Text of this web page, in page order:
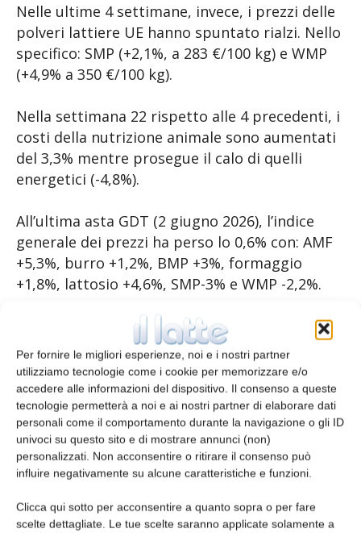
Per fornire le migliori esperienze, noi e i nostri partner
utilizziamo tecnologie come i cookie per memorizzare e/o
accedere alle informazioni del dispositivo. Il consenso a queste
tecnologie permetterà a noi e ai nostri partner di elaborare dati
personali come il comportamento durante la navigazione o gli ID
univoci su questo sito e di mostrare annunci (non)
personalizzati. Non acconsentire o ritirare il consenso può
influire negativamente su alcune caratteristiche e funzioni.
Clicca qui sotto per acconsentire a quanto sopra o per fare
scelte dettagliate. Le tue scelte saranno applicate solamente a
Nelle ultime 4 settimane, invece, i prezzi delle
polveri lattiere UE hanno spuntato rialzi. Nello
specifico: SMP (+2,1%, a 283 €/100 kg) e WMP
(+4,9% a 350 €/100 kg).
Nella settimana 22 rispetto alle 4 precedenti, i
costi della nutrizione animale sono aumentati
del 3,3% mentre prosegue il calo di quelli
energetici (-4,8%).
All’ultima asta GDT (2 giugno 2026), l’indice
generale dei prezzi ha perso lo 0,6% con: AMF
+5,3%, burro +1,2%, BMP +3%, formaggio
+1,8%, lattosio +4,6%, SMP-3% e WMP -2,2%.
Fonte: European Milk Market Observatory
(MMO)
TAGS dairy dashboard